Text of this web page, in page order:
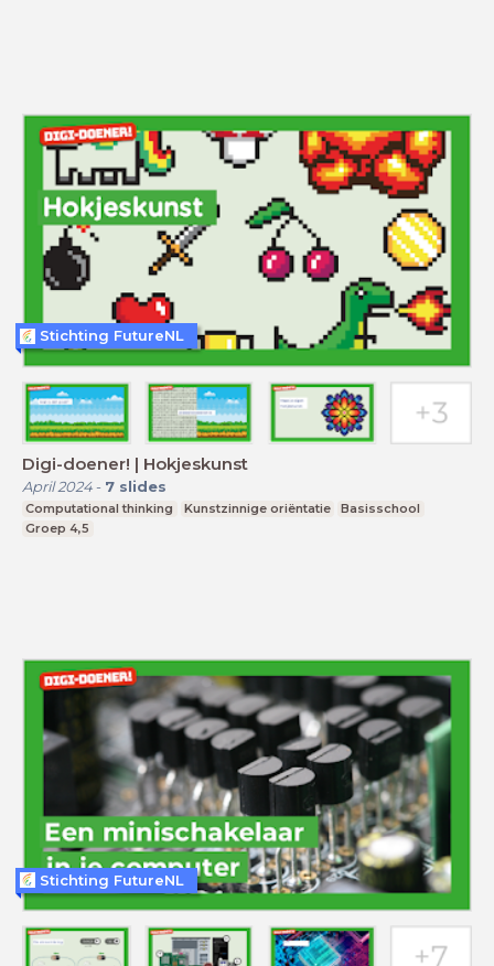
Digi-doener! | Hokjeskunst
April 2024- 7 slides
Computational thinking Kunstzinnige oriëntatie
Basisschool
Groep 4,5
Stichting FutureNL
Stichting FutureNL